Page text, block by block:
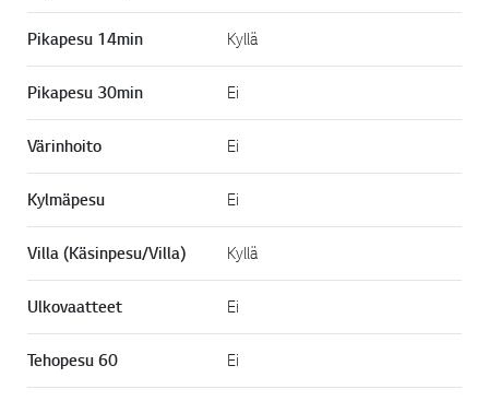
Pikapesu 14min Kyllä
Pikapesu 30min Ei
Värinhoito Ei
Kylmäpesu Ei
Villa (Käsinpesu/Villa) Kyllä
Ulkovaatteet Ei
Tehopesu 60 Ei